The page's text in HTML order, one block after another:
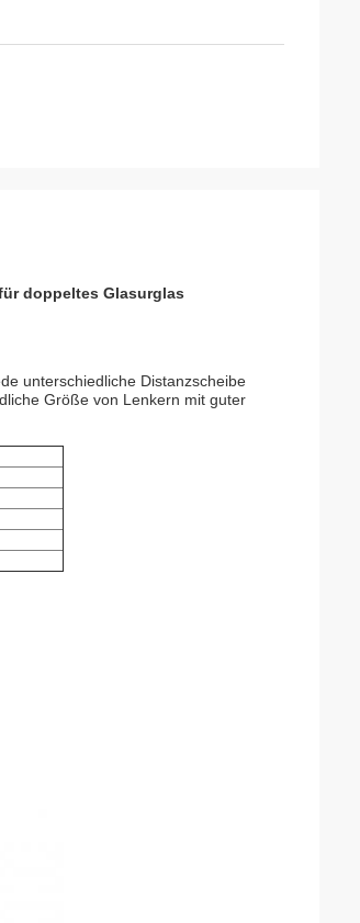
doppeltes Glasurglas
unterschiedliche Distanzscheibe
Größe von Lenkern mit guter